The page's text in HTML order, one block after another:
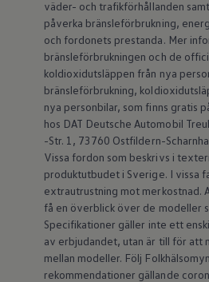
Volkswagen
Boka provkörning
Offertförfrågan
Hitta din återförsäljare
Om Volkswagen
Juridisk information
CoC-certifikat och
Cookies
GDPR
Integritetspolicyn
Juridiskt
VSS
VWFS
Jobba hos oss
Arbeta hos våra
Arbeta hos
Pressrum
Pressmeddelanden
Presskontakt
väder- och trafikförhållanden
påverka bränsleförbrukning,
och fordonets prestanda. Mer
bränsleförbrukningen och de
koldioxidutsläppen från nya
bränsleförbrukning,
nya personbilar, som finns gratis
hos DAT Deutsche Automobil
-Str. 1, 73760 Ostfildern-
Vissa fordon som beskrivs i
produktutbudet i Sverige. I vissa
extrautrustning mot merkostnad.
få en överblick över de modeller
Specifikationer gäller inte ett
av erbjudandet, utan är till för att
mellan modeller. Följ
rekommendationer gällande